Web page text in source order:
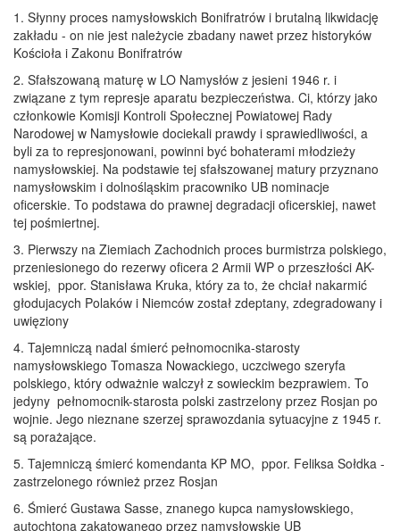
1. Słynny proces namysłowskich Bonifratrów i brutalną likwidację
zakładu - on nie jest należycie zbadany nawet przez historyków
Kościoła i Zakonu Bonifratrów
2. Sfałszowaną maturę w LO Namysłów z jesieni 1946 r. i
związane z tym represje aparatu bezpieczeństwa. Ci, którzy jako
członkowie Komisji Kontroli Społecznej Powiatowej Rady
Narodowej w Namysłowie dociekali prawdy i sprawiedliwości, a
byli za to represjonowani, powinni być bohaterami młodzieży
namysłowskiej. Na podstawie tej sfałszowanej matury przyznano
namysłowskim i dolnośląskim pracowniko UB nominacje
oficerskie. To podstawa do prawnej degradacji oficerskiej, nawet
tej pośmiertnej.
3. Pierwszy na Ziemiach Zachodnich proces burmistrza polskiego,
przeniesionego do rezerwy oficera 2 Armii WP o przeszłości AK-
wskiej, ppor. Stanisława Kruka, który za to, że chciał nakarmić
głodujacych Polaków i Niemców został zdeptany, zdegradowany i
uwięziony
4. Tajemniczą nadal śmierć pełnomocnika-starosty
namysłowskiego Tomasza Nowackiego, uczciwego szeryfa
polskiego, który odważnie walczył z sowieckim bezprawiem. To
jedyny pełnomocnik-starosta polski zastrzelony przez Rosjan po
wojnie. Jego nieznane szerzej sprawozdania sytuacyjne z 1945 r.
są porażające.
5. Tajemniczą śmierć komendanta KP MO, ppor. Feliksa Sołdka -
zastrzelonego również przez Rosjan
6. Śmierć Gustawa Sasse, znanego kupca namysłowskiego,
autochtona zakatowanego przez namysłowskie UB